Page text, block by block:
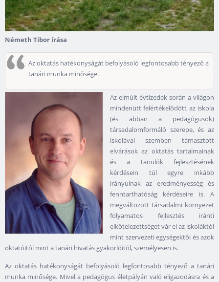
Németh Tibor írása
Az oktatás hatékonyságát befolyásoló legfontosabb tényező a
tanári munka minősége.
Az elmúlt évtizedek során a világon
mindenütt felértékelődött az iskola
(és abban a pedagógusok)
társadalomformáló szerepe, és az
iskolával szemben támasztott
elvárások az oktatás tartalmainak
és a tanulók fejlesztésének
kérdésein túl egyre inkább
irányulnak az eredményesség és
fenntarthatóság kérdéseire is. A
megváltozott társadalmi környezet
folyamatos fejlesztés iránti
elkötelezettséget vár el az iskoláktól
mint szervezeti egységektől és azok
oktatóitól mint a tanári hivatás gyakorlóitól, személyesen is.
Az oktatás hatékonyságát befolyásoló legfontosabb tényező a tanári
munka minősége. Mivel a pedagógus életpályán való eligazodásra és a